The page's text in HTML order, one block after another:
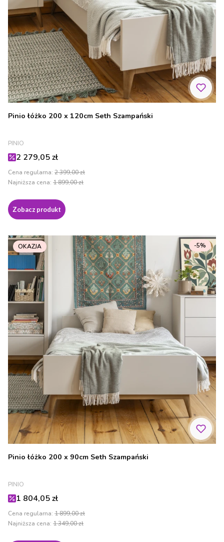
Pinio łóżko 200 x 120cm Seth Szampański
PRODUCENT
PINIO
Cena promocyjna
2 279,05 zł
Cena regularna: 2 399,00 zł
Najniższa cena: 1 899,00 zł
Zobacz produkt
OKAZJA
Pinio łóżko 200 x 90cm Seth Szampański
PRODUCENT
PINIO
Cena promocyjna
1 804,05 zł
Cena regularna: 1 899,00 zł
-5%
Najniższa cena: 1 349,00 zł